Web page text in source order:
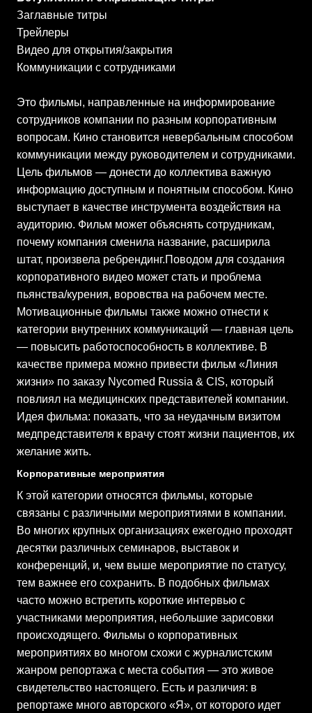
Заглавные титры
Трейлеры
Видео для открытия/закрытия
Коммуникации с сотрудниками
Это фильмы, направленные на информирование
сотрудников компании по разным корпоративным
вопросам. Кино становится невербальным способом
коммуникации между руководителем и сотрудниками.
Цель фильмов — донести до коллектива важную
информацию доступным и понятным способом. Кино
выступает в качестве инструмента воздействия на
аудиторию. Фильм может объяснять сотрудникам,
почему компания сменила название, расширила
штат, произвела ребрендинг.Поводом для создания
корпоративного видео может стать и проблема
пьянства/курения, воровства на рабочем месте.
Мотивационные фильмы также можно отнести к
категории внутренних коммуникаций — главная цель
— повысить работоспособность в коллективе. В
качестве примера можно привести фильм «Линия
жизни» по заказу Nycomed Russia & CIS, который
повлиял на медицинских представителей компании.
Идея фильма: показать, что за неудачным визитом
медпредставителя к врачу стоят жизни пациентов, их
желание жить.
Корпоративные мероприятия
К этой категории относятся фильмы, которые
связаны с различными мероприятиями в компании.
Во многих крупных организациях ежегодно проходят
десятки различных семинаров, выставок и
конференций, и, чем выше мероприятие по статусу,
тем важнее его сохранить. В подобных фильмах
часто можно встретить короткие интервью с
участниками мероприятия, небольшие зарисовки
происходящего. Фильмы о корпоративных
мероприятиях во многом схожи с журналистским
жанром репортажа с места события — это живое
свидетельство настоящего. Есть и различия: в
репортаже много авторского «Я», от которого идет